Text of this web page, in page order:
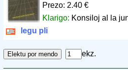
Prezo: 2.40 €
Klarigo: Konsiloj al la
legu pli
ekz.